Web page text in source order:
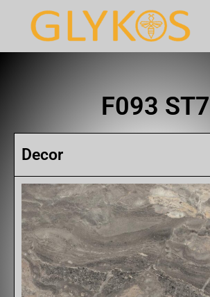
F093 ST7
Decor